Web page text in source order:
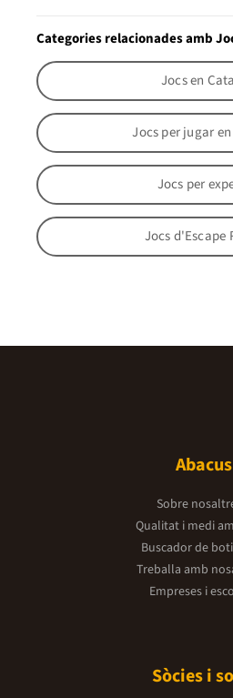
Categories relacionades amb
Jocs en
Jocs per jugar
Jocs per
Jocs d'Escape
Abacus
Sobre
Qualitat i medi
Buscador de
Treballa amb
Empreses i
Sòcies i